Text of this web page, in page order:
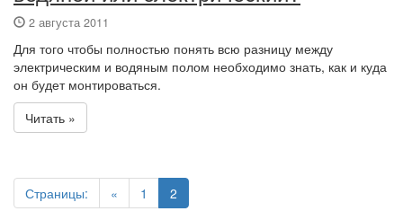
2 августа 2011
Для того чтобы полностью понять всю разницу между
электрическим и водяным полом необходимо знать, как и куда
он будет монтироваться.
Читать »
Страницы: « 1 2